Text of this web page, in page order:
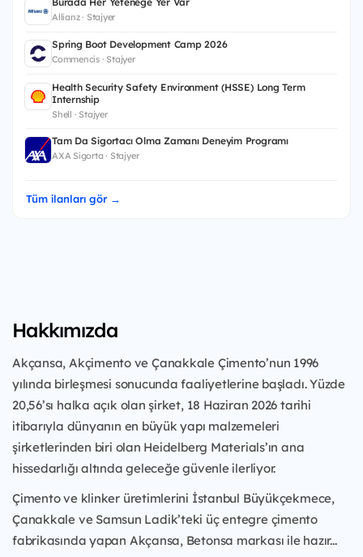
Allianz · Stajyer
Spring Boot Development Camp 2026
Commencis · Stajyer
Health Security Safety Environment (HSSE) Long Term
Internship
Shell · Stajyer
Tam Da Sigortacı Olma Zamanı Deneyim Programı
AXA Sigorta · Stajyer
Tüm ilanları gör →
Hakkımızda
Akçansa, Akçimento ve Çanakkale Çimento’nun 1996
yılında birleşmesi sonucunda faaliyetlerine başladı. Yüzde
20,56’sı halka açık olan şirket, 18 Haziran 2026 tarihi
itibarıyla dünyanın en büyük yapı malzemeleri
şirketlerinden biri olan Heidelberg Materials’ın ana
hissedarlığı altında geleceğe güvenle ilerliyor.
Çimento ve klinker üretimlerini İstanbul Büyükçekmece,
Çanakkale ve Samsun Ladik’teki üç entegre çimento
fabrikasında yapan Akçansa, Betonsa markası ile hazır...